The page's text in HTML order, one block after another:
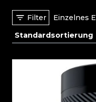
Filter Einzelnes